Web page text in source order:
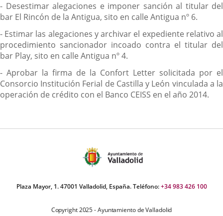
- Desestimar alegaciones e imponer sanción al titular del
bar El Rincón de la Antigua, sito en calle Antigua nº 6.
- Estimar las alegaciones y archivar el expediente relativo al
procedimiento sancionador incoado contra el titular del
bar Play, sito en calle Antigua nº 4.
- Aprobar la firma de la Confort Letter solicitada por el
Consorcio Institución Ferial de Castilla y León vinculada a la
operación de crédito con el Banco CEISS en el año 2014.
Plaza Mayor, 1. 47001 Valladolid, España. Teléfono:+34 983 426 100
Copyright 2025 - Ayuntamiento de Valladolid